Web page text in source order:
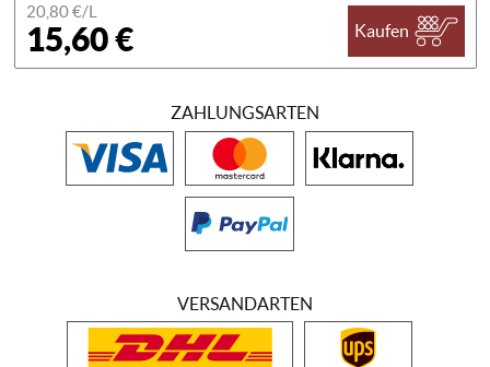
20,80 €/L
15,60 € Kaufen
ZAHLUNGSARTEN
VERSANDARTEN